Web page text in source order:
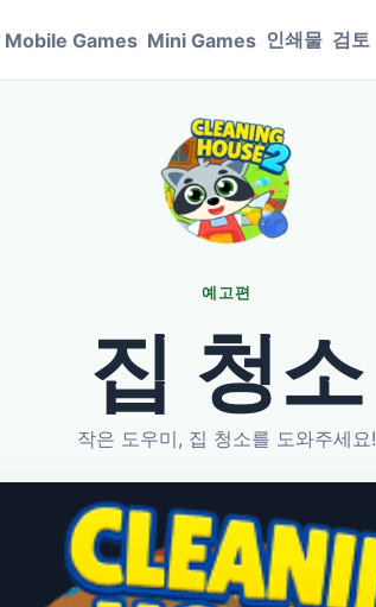
Mobile Games Mini Games 인쇄물 검토
예고편
집 청소
작은 도우미, 집 청소를 도와주세요!